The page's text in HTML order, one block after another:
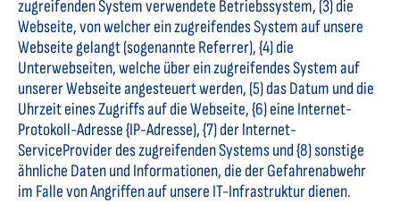
zugreifenden System verwendete Betriebssystem, (3) die
Webseite, von welcher ein zugreifendes System auf unsere
Webseite gelangt (sogenannte Referrer), {4) die
Unterwebseiten, welche über ein zugreifendes System auf
unserer Webseite angesteuert werden, (5) das Datum und die
Uhrzeit eines Zugriffs auf die Webseite, {6) eine Internet-
Protokoll-Adresse {IP-Adresse), {7) der lnternet-
ServiceProvider des zugreifenden Systems und {8) sonstige
ähnliche Daten und Informationen, die der Gefahrenabwehr
im Falle von Angriffen auf unsere IT-Infrastruktur dienen.